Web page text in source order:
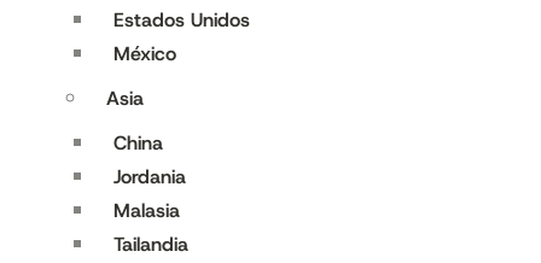
Estados Unidos
México
Asia
China
Jordania
Malasia
Tailandia